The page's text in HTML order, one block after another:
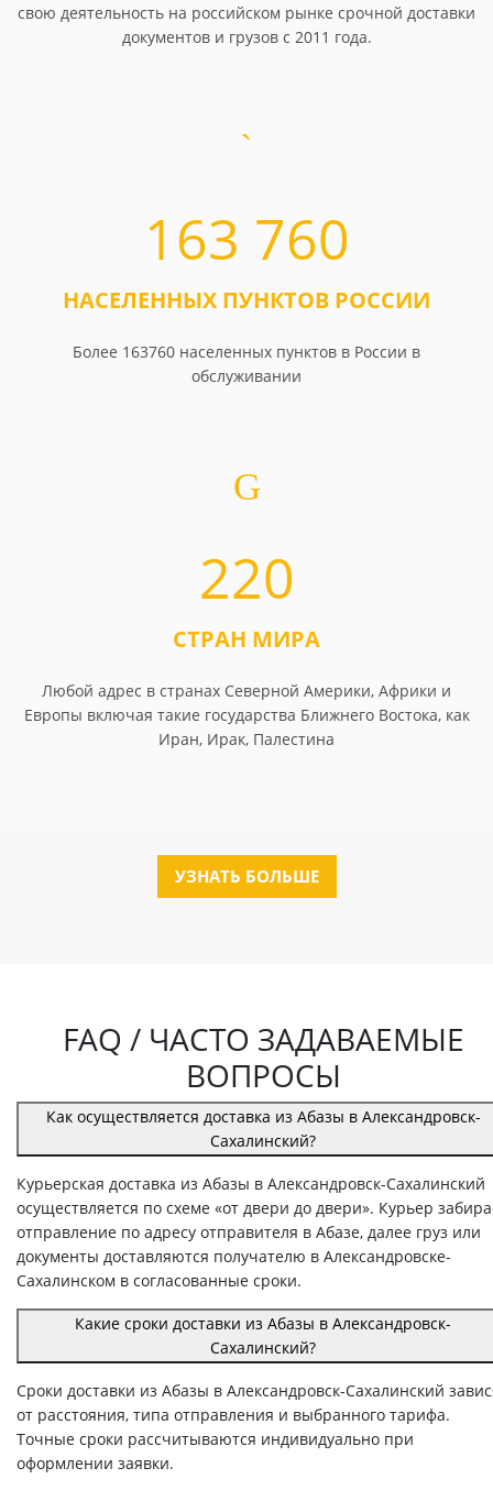
свою деятельность на российском рынке срочной доставки
документов и грузов с 2011 года.
163 760
НАСЕЛЕННЫХ ПУНКТОВ РОССИИ
Более 163760 населенных пунктов в России в
обслуживании
220
СТРАН МИРА
Любой адрес в странах Северной Америки, Африки и
Европы включая такие государства Ближнего Востока, как
Иран, Ирак, Палестина
УЗНАТЬ БОЛЬШЕ
FAQ / ЧАСТО ЗАДАВАЕМЫЕ
ВОПРОСЫ
Как осуществляется доставка из Абазы в Александровск-
Сахалинский?
Курьерская доставка из Абазы в Александровск-Сахалинский
осуществляется по схеме «от двери до двери». Курьер
отправление по адресу отправителя в Абазе, далее груз или
документы доставляются получателю в Александровске-
Сахалинском в согласованные сроки.
Какие сроки доставки из Абазы в Александровск-
Сахалинский?
Сроки доставки из Абазы в Александровск-Сахалинский
от расстояния, типа отправления и выбранного тарифа.
Точные сроки рассчитываются индивидуально при
оформлении заявки.